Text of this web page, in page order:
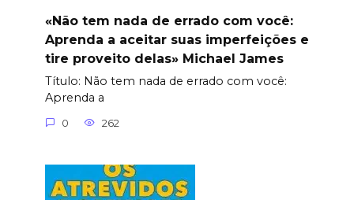
«Não tem nada de errado com você:
Aprenda a aceitar suas imperfeições e
tire proveito delas» Michael James
Título: Não tem nada de errado com você:
Aprenda a
0 262